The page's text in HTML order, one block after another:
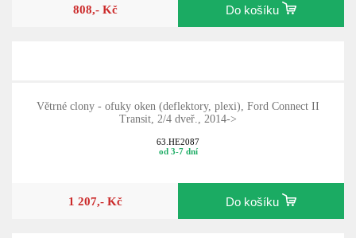
808,- Kč Do košíku
Větrné clony - ofuky oken (deflektory, plexi), Ford Connect II
Transit, 2/4 dveř., 2014->
63.HE2087
od 3-7 dní
1 207,- Kč Do košíku